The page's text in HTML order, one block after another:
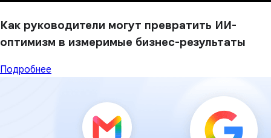
Как руководители могут превратить ИИ-
оптимизм в измеримые бизнес-результаты
Подробнее